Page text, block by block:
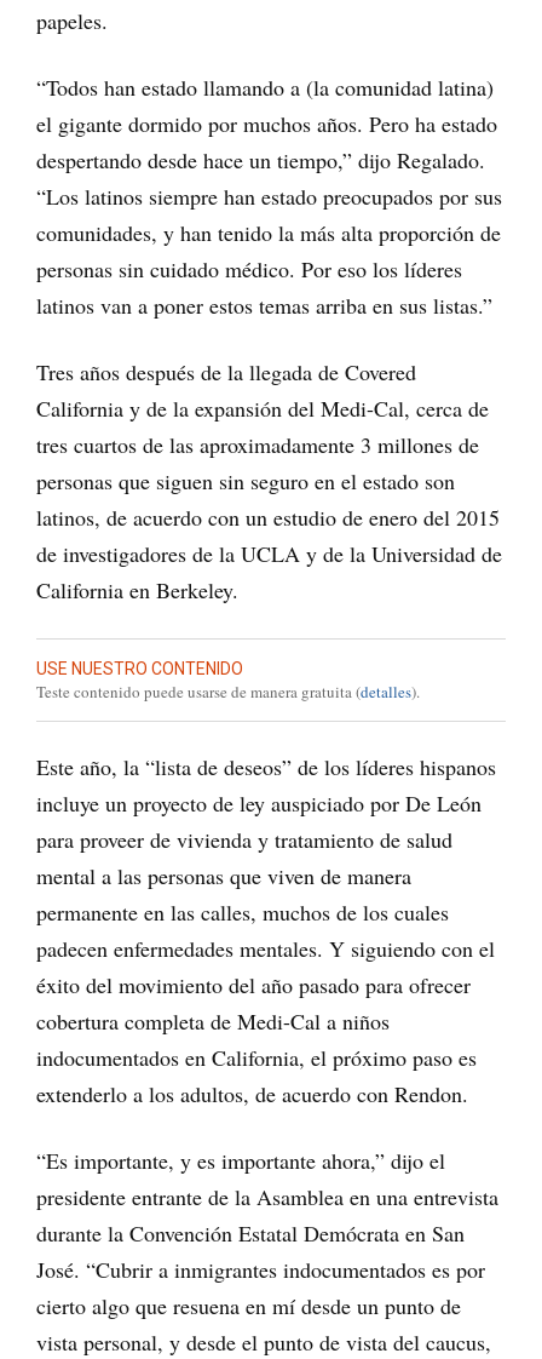
papeles.
“Todos han estado llamando a (la comunidad latina)
el gigante dormido por muchos años. Pero ha estado
despertando desde hace un tiempo,” dijo Regalado.
“Los latinos siempre han estado preocupados por sus
comunidades, y han tenido la más alta proporción de
personas sin cuidado médico. Por eso los líderes
latinos van a poner estos temas arriba en sus listas.”
Tres años después de la llegada de Covered
California y de la expansión del Medi-Cal, cerca de
tres cuartos de las aproximadamente 3 millones de
personas que siguen sin seguro en el estado son
latinos, de acuerdo con un estudio de enero del 2015
de investigadores de la UCLA y de la Universidad de
California en Berkeley.
USE NUESTRO CONTENIDO
Teste contenido puede usarse de manera gratuita (detalles).
Este año, la “lista de deseos” de los líderes hispanos
incluye un proyecto de ley auspiciado por De León
para proveer de vivienda y tratamiento de salud
mental a las personas que viven de manera
permanente en las calles, muchos de los cuales
padecen enfermedades mentales. Y siguiendo con el
éxito del movimiento del año pasado para ofrecer
cobertura completa de Medi-Cal a niños
indocumentados en California, el próximo paso es
extenderlo a los adultos, de acuerdo con Rendon.
“Es importante, y es importante ahora,” dijo el
presidente entrante de la Asamblea en una entrevista
durante la Convención Estatal Demócrata en San
José. “Cubrir a inmigrantes indocumentados es por
cierto algo que resuena en mí desde un punto de
vista personal, y desde el punto de vista del caucus,